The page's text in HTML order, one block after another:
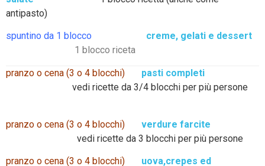
antipasto)
spuntino da 1 blocco
creme, gelati e dessert
1 blocco riceta
pranzo o cena (3 o 4 blocchi)
pasti completi
vedi ricette da 3/4 blocchi per più persone
pranzo o cena (3 o 4 blocchi)
verdure farcite
vedi ricette da 3 blocchi per più persone
pranzo o cena (3 o 4 blocchi) uova,crepes ed